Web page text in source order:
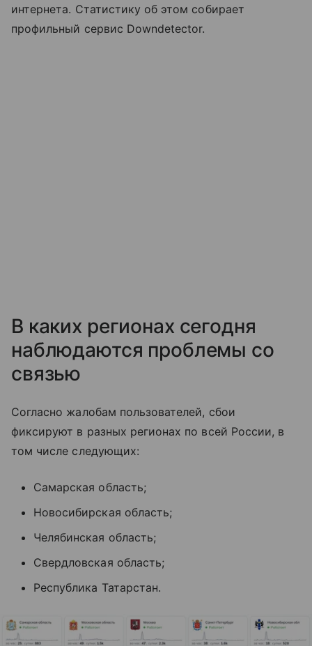
интернета. Статистику об этом собирает
профильный сервис Downdetector.
В каких регионах сегодня
наблюдаются проблемы со
связью
Согласно жалобам пользователей, сбои
фиксируют в разных регионах по всей России, в
том числе следующих:
Самарская область;
Новосибирская область;
Челябинская область;
Свердловская область;
Республика Татарстан.